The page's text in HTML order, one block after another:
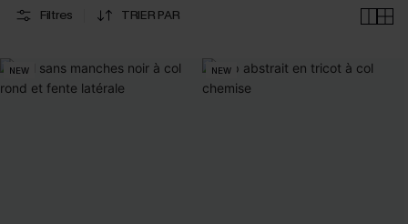
Filtres TRIER PAR
NEW NEW